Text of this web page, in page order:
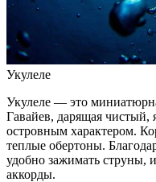
Укулеле
Укулеле — это
Гавайев, дарящая чистый,
островным характером.
теплые обертоны.
удобно зажимать струны,
аккорды.